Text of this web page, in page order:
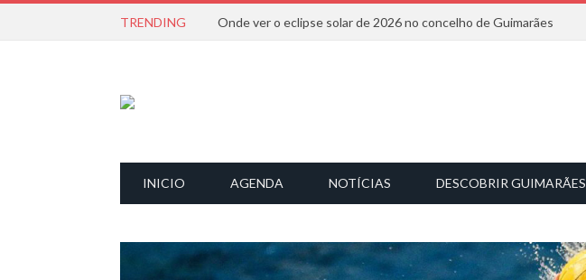
TRENDING Onde ver o eclipse solar de 2026 no concelho de Guimarães
INICIO AGENDA NOTÍCIAS DESCOBRIR GUIMARÃES